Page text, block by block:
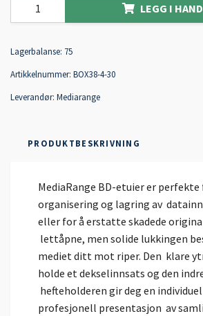
LEGG I
Lagerbalanse: 75
Artikkelnummer: BOX38-4-30
Leverandør: Mediarange
PRODUKTBESKRIVNING
MediaRange BD-etuier er
organisering og lagring av
eller for å erstatte skadede
lettåpne, men solide lukkingen
mediet ditt mot riper. Den klare
holde et dekselinnsats og den
hefteholderen gir deg en
profesjonell presentasjon av